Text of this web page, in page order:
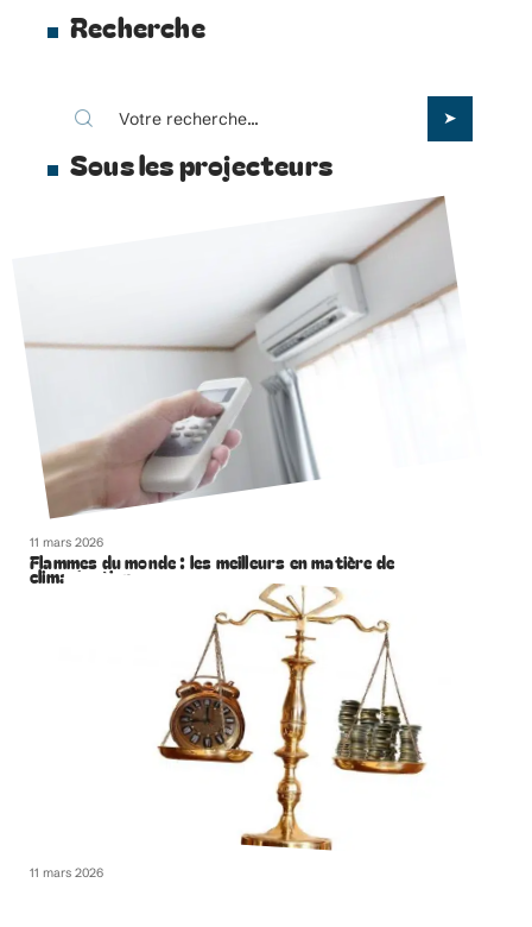
Recherche
Sous les projecteurs
11 mars 2026
Flammes du monde : les meilleurs en matière de
climatisation
11 mars 2026